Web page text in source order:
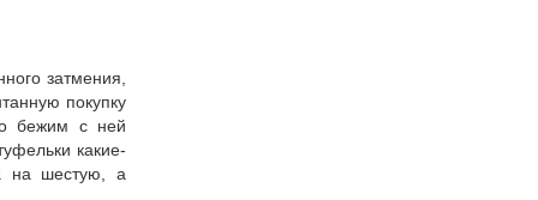
затмения,
покупку
бежим с ней
какие-
на шестую, а